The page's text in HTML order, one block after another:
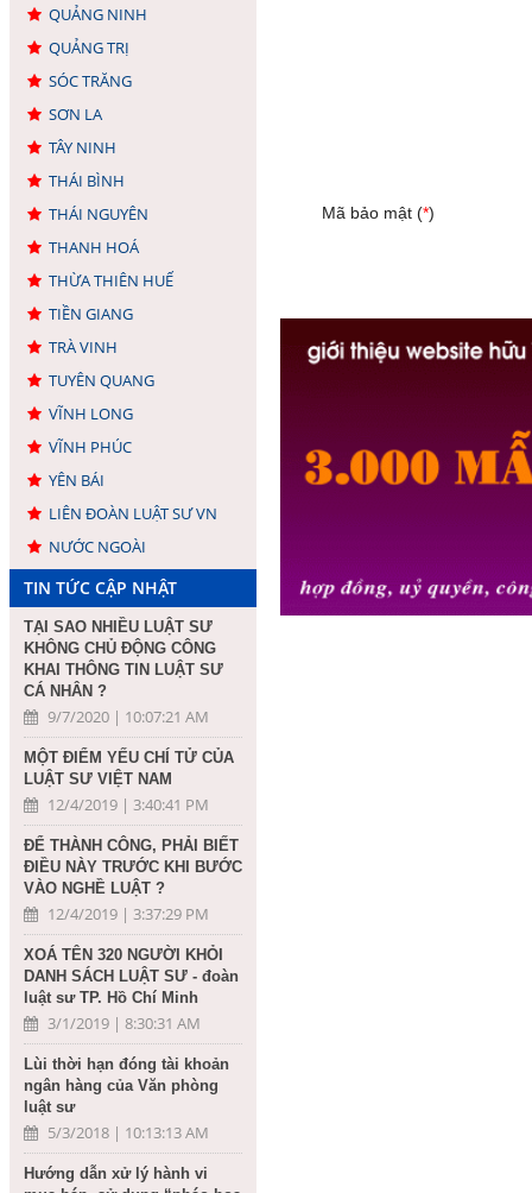
QUẢNG NINH
QUẢNG TRỊ
SÓC TRĂNG
SƠN LA
TÂY NINH
THÁI BÌNH
THÁI NGUYÊN
THANH HOÁ
THỪA THIÊN HUẾ
TIỀN GIANG
TRÀ VINH
TUYÊN QUANG
VĨNH LONG
VĨNH PHÚC
YÊN BÁI
LIÊN ĐOÀN LUẬT SƯ VN
NƯỚC NGOÀI
TIN TỨC CẬP NHẬT
TẠI SAO NHIỀU LUẬT SƯ
KHÔNG CHỦ ĐỘNG CÔNG
KHAI THÔNG TIN LUẬT SƯ
CÁ NHÂN ?
9/7/2020 | 10:07:21 AM
MỘT ĐIỂM YẾU CHÍ TỬ CỦA
LUẬT SƯ VIỆT NAM
12/4/2019 | 3:40:41 PM
ĐỂ THÀNH CÔNG, PHẢI BIẾT
ĐIỀU NÀY TRƯỚC KHI BƯỚC
VÀO NGHỀ LUẬT ?
12/4/2019 | 3:37:29 PM
XOÁ TÊN 320 NGƯỜI KHỎI
DANH SÁCH LUẬT SƯ - đoàn
luật sư TP. Hồ Chí Minh
3/1/2019 | 8:30:31 AM
Lùi thời hạn đóng tài khoản
ngân hàng của Văn phòng
luật sư
5/3/2018 | 10:13:13 AM
Hướng dẫn xử lý hành vi
Mã bảo mật (*)